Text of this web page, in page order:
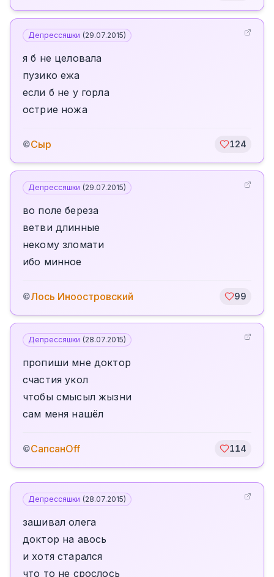
Депрессяшки (29.07.2015)
я б не целовала
пузико ежа
если б не у горла
острие ножа
©Сыр 124
Депрессяшки (29.07.2015)
во поле береза
ветви длинные
некому зломати
ибо минное
©Лось Иноостровский 99
Депрессяшки (28.07.2015)
пропиши мне доктор
счастия укол
чтобы смысыл жызни
сам меня нашёл
©СапсанOff 114
Депрессяшки (28.07.2015)
зашивал олега
доктор на авось
и хотя старался
что то не срослось